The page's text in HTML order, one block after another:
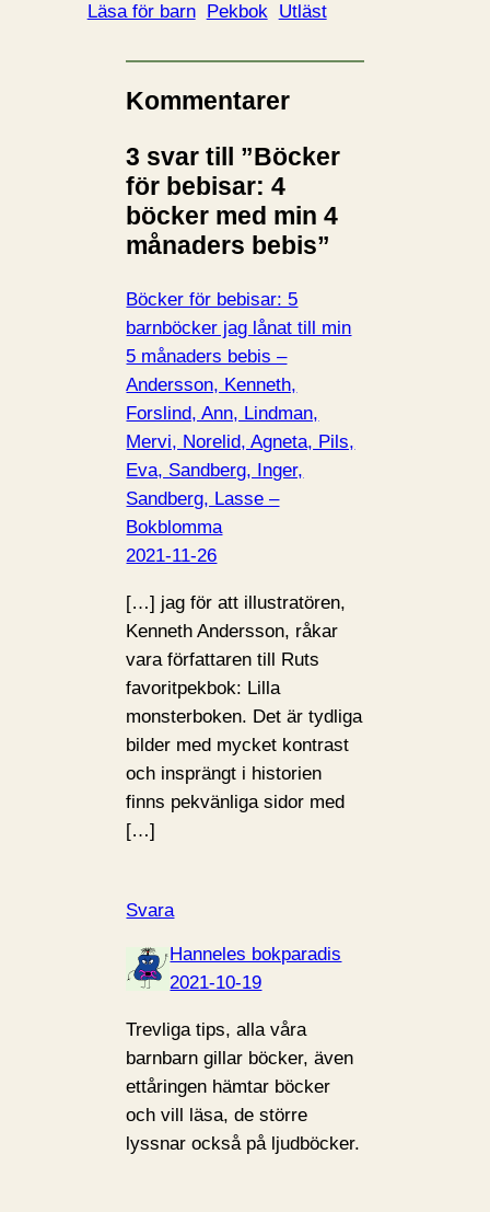
Läsa för barn
Pekbok Utläst
Kommentarer
3 svar till ”Böcker
för bebisar: 4
böcker med min 4
månaders bebis”
Böcker för bebisar: 5
barnböcker jag lånat till min
5 månaders bebis –
Andersson, Kenneth,
Forslind, Ann, Lindman,
Mervi, Norelid, Agneta, Pils,
Eva, Sandberg, Inger,
Sandberg, Lasse –
Bokblomma
2021-11-26
[…] jag för att illustratören,
Kenneth Andersson, råkar
vara författaren till Ruts
favoritpekbok: Lilla
monsterboken. Det är tydliga
bilder med mycket kontrast
och insprängt i historien
finns pekvänliga sidor med
[…]
Svara
Hanneles bokparadis
2021-10-19
Trevliga tips, alla våra
barnbarn gillar böcker, även
ettåringen hämtar böcker
och vill läsa, de större
lyssnar också på ljudböcker.